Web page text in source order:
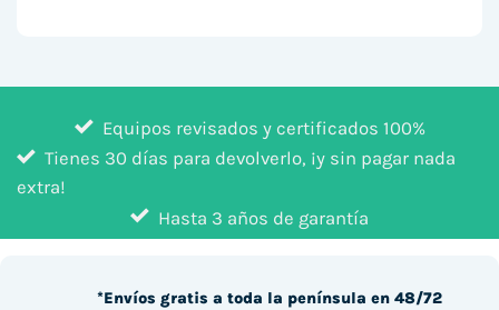
Equipos revisados y certificados 100%
Tienes 30 días para devolverlo, ¡y sin pagar nada
extra!
Hasta 3 años de garantía
*Envíos gratis a toda la península en 48/72